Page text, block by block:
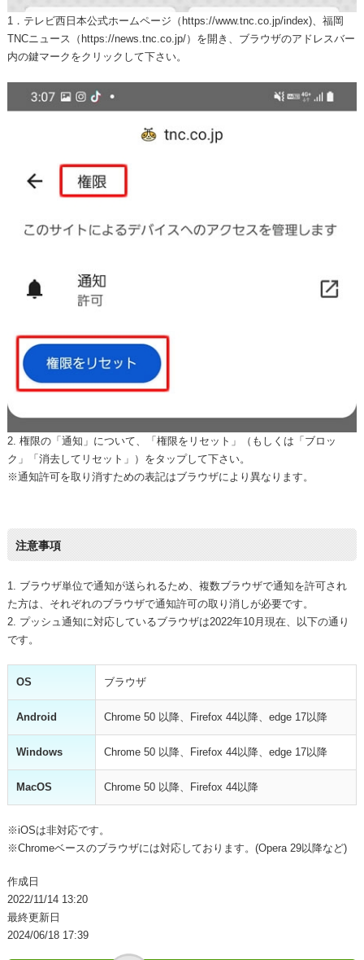
1．テレビ西日本公式ホームページ（https://www.tnc.co.jp/index)、福岡
TNCニュース（https://news.tnc.co.jp/）を開き、ブラウザのアドレスバー
内の鍵マークをクリックして下さい。
2. 権限の「通知」について、「権限をリセット」（もしくは「ブロッ
ク」「消去してリセット」）をタップして下さい。
※通知許可を取り消すための表記はブラウザにより異なります。
注意事項
1. ブラウザ単位で通知が送られるため、複数ブラウザで通知を許可され
た方は、それぞれのブラウザで通知許可の取り消しが必要です。
2. プッシュ通知に対応しているブラウザは2022年10月現在、以下の通り
です。
OS ブラウザ
Android Chrome 50 以降、Firefox 44以降、edge 17以降
Windows Chrome 50 以降、Firefox 44以降、edge 17以降
MacOS Chrome 50 以降、Firefox 44以降
※iOSは非対応です。
※Chromeベースのブラウザには対応しております。(Opera 29以降など)
作成日
2022/11/14 13:20
最終更新日
2024/06/18 17:39